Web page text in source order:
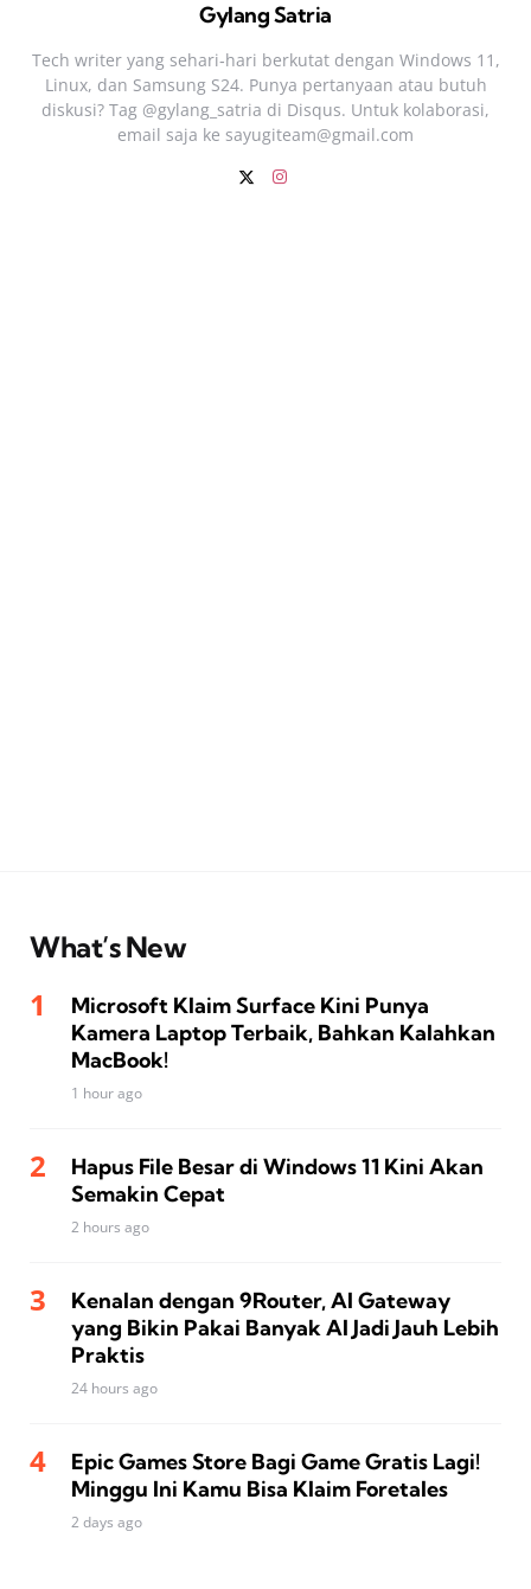
Gylang Satria
Tech writer yang sehari‑hari berkutat dengan Windows 11,
Linux, dan Samsung S24. Punya pertanyaan atau butuh
diskusi? Tag @gylang_satria di Disqus. Untuk kolaborasi,
email saja ke sayugiteam@gmail.com
What’s New
Microsoft Klaim Surface Kini Punya
Kamera Laptop Terbaik, Bahkan Kalahkan
MacBook!
1 hour ago
Hapus File Besar di Windows 11 Kini Akan
Semakin Cepat
2 hours ago
Kenalan dengan 9Router, AI Gateway
yang Bikin Pakai Banyak AI Jadi Jauh Lebih
Praktis
24 hours ago
Epic Games Store Bagi Game Gratis Lagi!
Minggu Ini Kamu Bisa Klaim Foretales
2 days ago